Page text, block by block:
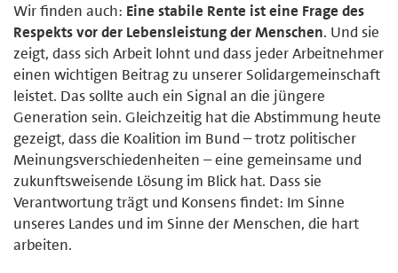
Wir finden auch: Eine stabile Rente ist eine Frage des
Respekts vor der Lebensleistung der Menschen. Und sie
zeigt, dass sich Arbeit lohnt und dass jeder Arbeitnehmer
einen wichtigen Beitrag zu unserer Solidargemeinschaft
leistet. Das sollte auch ein Signal an die jüngere
Generation sein. Gleichzeitig hat die Abstimmung heute
gezeigt, dass die Koalition im Bund – trotz politischer
Meinungsverschiedenheiten – eine gemeinsame und
zukunftsweisende Lösung im Blick hat. Dass sie
Verantwortung trägt und Konsens findet: Im Sinne
unseres Landes und im Sinne der Menschen, die hart
arbeiten.